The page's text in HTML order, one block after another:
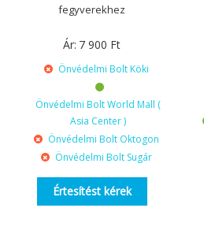
fegyverekhez
Ár: 7 900 Ft
Önvédelmi Bolt Köki
Önvédelmi Bolt World Mall (
Asia Center )
Önvédelmi Bolt Oktogon
Önvédelmi Bolt Sugár
Értesítést kérek